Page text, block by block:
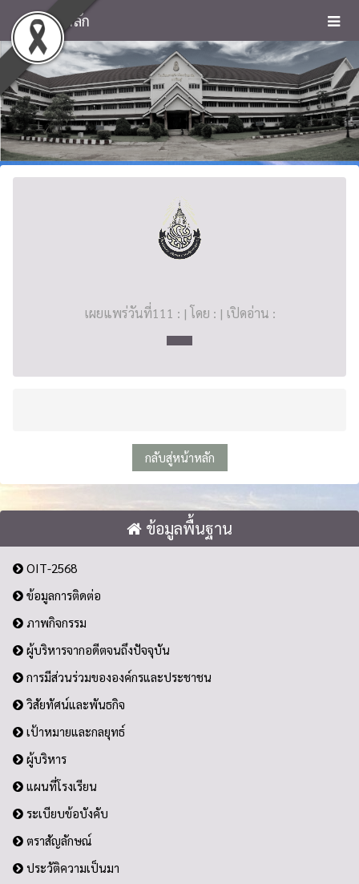
หน้าหลัก
เผยแพร่วันที่111 : | โดย : | เปิดอ่าน :
กลับสู่หน้าหลัก
ข้อมูลพื้นฐาน
OIT-2568
ข้อมูลการติดต่อ
ภาพกิจกรรม
ผู้บริหารจากอดีตจนถึงปัจจุบัน
การมีส่วนร่วมขององค์กรและประชาชน
วิสัยทัศน์และพันธกิจ
เป้าหมายและกลยุทธ์
ผู้บริหาร
แผนที่โรงเรียน
ระเบียบข้อบังคับ
ตราสัญลักษณ์
ประวัติความเป็นมา